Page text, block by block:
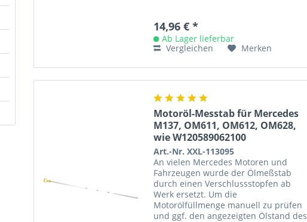
14,96 € *
Ab Lager lieferbar
Vergleichen
Merken
Motoröl-Messtab für Mercedes
M137, OM611, OM612, OM628,
wie W120589062100
Art.-Nr. XXL-113095
An vielen Mercedes Motoren und
Fahrzeugen wurde der Ölmeßstab
durch einen Verschlussstopfen ab
Werk ersetzt. Um die
Motorölfüllmenge manuell zu prüfen
und ggf. den angezeigten Ölstand des